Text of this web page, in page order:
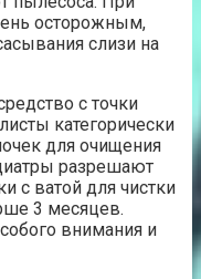
осторожным,
слизи на
с точки
категорически
для очищения
разрешают
с ватой для чистки
3 месяцев.
внимания и